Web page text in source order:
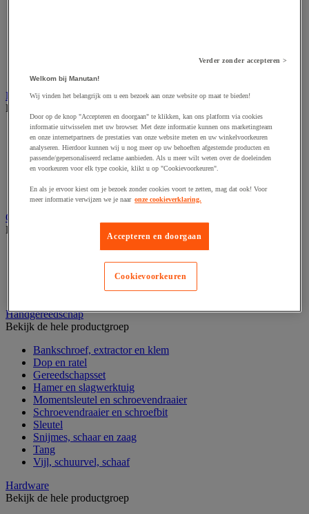
Elektrische toebehoren en verlichting
Bekijk de hele productgroep
Accessoires voor elektrisch schakelpaneel
Batterij, oplader en kabel
Elektrische kabel
Elektrische uitrusting
Wandcontactdoos en schakelaar
Gereedschap opbergen
Bekijk de hele productgroep
Assortimentsdoos en gereedschapkoffer
Gereedschapskist en opbergtas
Gereedschapskoffer en versterkte kist
Verrijdbare werktafel
Handgereedschap
Bekijk de hele productgroep
Bankschroef, extractor en klem
Dop en ratel
Gereedschapsset
Hamer en slagwerktuig
Momentsleutel en schroevendraaier
Schroevendraaier en schroefbit
Sleutel
Snijmes, schaar en zaag
Tang
Vijl, schuurvel, schaaf
Hardware
Bekijk de hele productgroep
Verder zonder accepteren >
Welkom bij Manutan!
Wij vinden het belangrijk om u een bezoek aan onze website op maat te bieden!
Door op de knop "Accepteren en doorgaan" te klikken, kan ons platform via cookies
informatie uitwisselen met uw browser. Met deze informatie kunnen ons marketingteam
en onze internetpartners de prestaties van onze website meten en uw winkelvoorkeuren
analyseren. Hierdoor kunnen wij u nog meer op uw behoeften afgestemde producten en
passende/gepersonaliseerd reclame aanbieden. Als u meer wilt weten over de doeleinden
en voorkeuren voor elk type cookie, klikt u op "Cookievoorkeuren".
En als je ervoor kiest om je bezoek zonder cookies voort te zetten, mag dat ook! Voor
meer informatie verwijzen we je naar onze cookieverklaring.
Accepteren en doorgaan
Cookievoorkeuren